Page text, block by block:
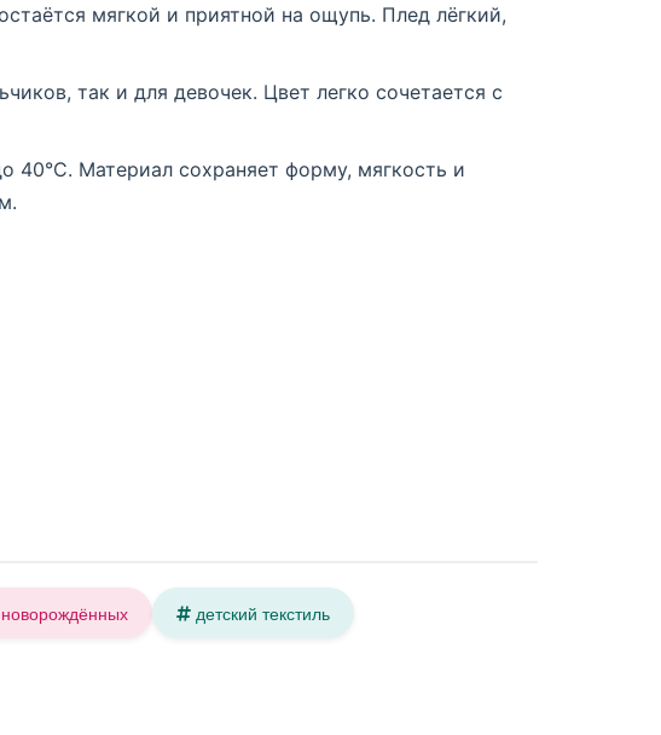
мягкой и приятной на ощупь. Плед лёгкий,
так и для девочек. Цвет легко сочетается с
40°C. Материал сохраняет форму, мягкость и
детский текстиль